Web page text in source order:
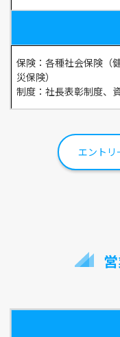
保険：各種社会保険（
災保険）
制度：社長表彰制度、
エントリ